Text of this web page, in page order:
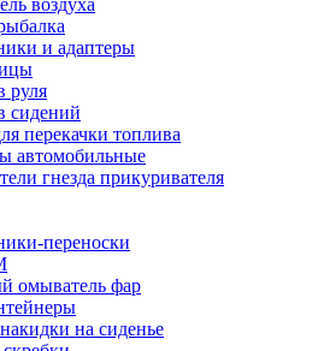
воздуха
и адаптеры
руля
сидений
перекачки топлива
автомобильные
гнезда прикуривателя
переноски
омыватель фар
на сиденье